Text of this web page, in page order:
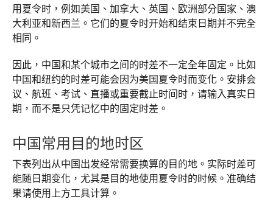
用夏令时，例如美国、加拿大、英国、欧洲部分国家、澳
大利亚和新西兰。它们的夏令时开始和结束日期并不完全
相同。
因此，中国和某个城市之间的时差不一定全年固定。比如
中国和纽约的时差可能会因为美国夏令时而变化。安排会
议、航班、考试、直播或重要截止时间时，请输入真实日
期，而不是只凭记忆中的固定时差。
中国常用目的地时区
下表列出从中国出发经常需要换算的目的地。实际时差可
能随日期变化，尤其是目的地使用夏令时的时候。准确结
果请使用上方工具计算。